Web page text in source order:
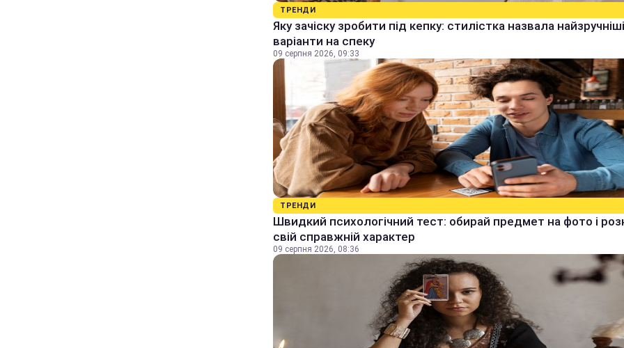
ТРЕНДИ
Яку зачіску зробити під кепку: стилістка назвала найзручніші
варіанти на спеку
09 серпня 2026, 09:33
ТРЕНДИ
Швидкий психологічний тест: обирай предмет на фото і
свій справжній характер
09 серпня 2026, 08:36